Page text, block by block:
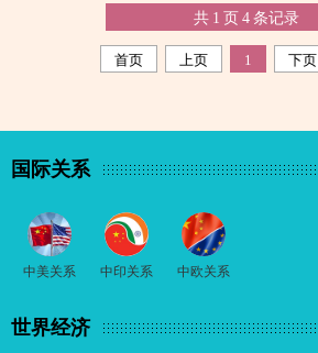
共 1 页 4 条记录
首页 上页 1 下页
国际关系
中美关系 中印关系 中欧关系
世界经济